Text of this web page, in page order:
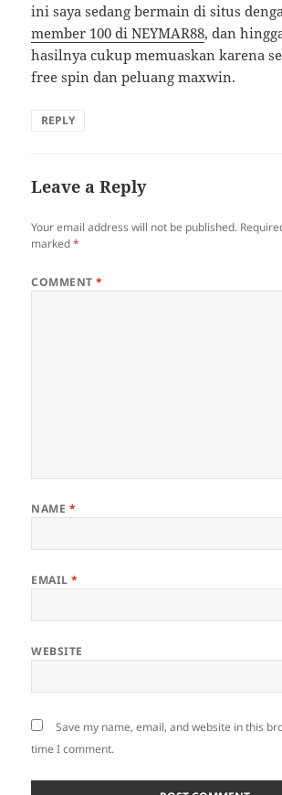
ini saya sedang bermain di situs
member 100 di NEYMAR88, dan
hasilnya cukup memuaskan karena
free spin dan peluang maxwin.
REPLY
Leave a Reply
Your email address will not be published.
marked*
COMMENT*
NAME *
EMAIL*
WEBSITE
Save my name, email, and website in this
time I comment.